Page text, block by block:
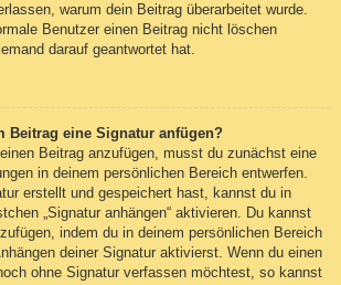
warum dein Beitrag überarbeitet wurde.
Benutzer einen Beitrag nicht löschen
darauf geantwortet hat.
Beitrag eine Signatur anfügen?
Beitrag anzufügen, musst du zunächst eine
in deinem persönlichen Bereich entwerfen.
erstellt und gespeichert hast, kannst du in
„Signatur anhängen“ aktivieren. Du kannst
indem du in deinem persönlichen Bereich
deiner Signatur aktivierst. Wenn du einen
ohne Signatur verfassen möchtest, so kannst